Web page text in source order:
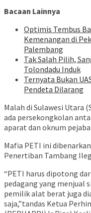
Bacaan Lainnya
Optimis Tembus
Kemenangan di
Palembang
Tak Salah Pilih,
Tolondadu Induk
Ternyata Bukan
Pendeta Dilarang
Malah di Sulawesi Utara
ada persekongkolan
aparat dan oknum
Mafia PETI ini
Penertiban Tambang
“PETI harus dipotong
pedagang yang menjual
pemilik alat berat juga
saja,”tandas Ketua